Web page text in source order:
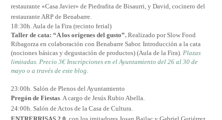
restaurante «Casa Javier» de Piedrafita de Bisaurri, y David, cocinero del
restaurante ARP de Benabarre.
18:30h. Aula de la Fira (recinto ferial)
Taller de cata: “A los orígenes del gusto”. Realizado por Slow Food
Ribagorza en colaboración con Benabarre Sabor. Introducción a la cata
(nociones básicas y degustación de productos) (Aula de la Fira). Plazas
limitadas. Precio 3€ Inscripciones en el Ayuntamiento del 26 al 30 de
mayo o a través de este blog.
23:00h. Salón de Plenos del Ayuntamiento
Pregón de Fiestas . A cargo de Jesús Rubio Abella.
24:00h. Salón de Actos de la Casa de Cultura.